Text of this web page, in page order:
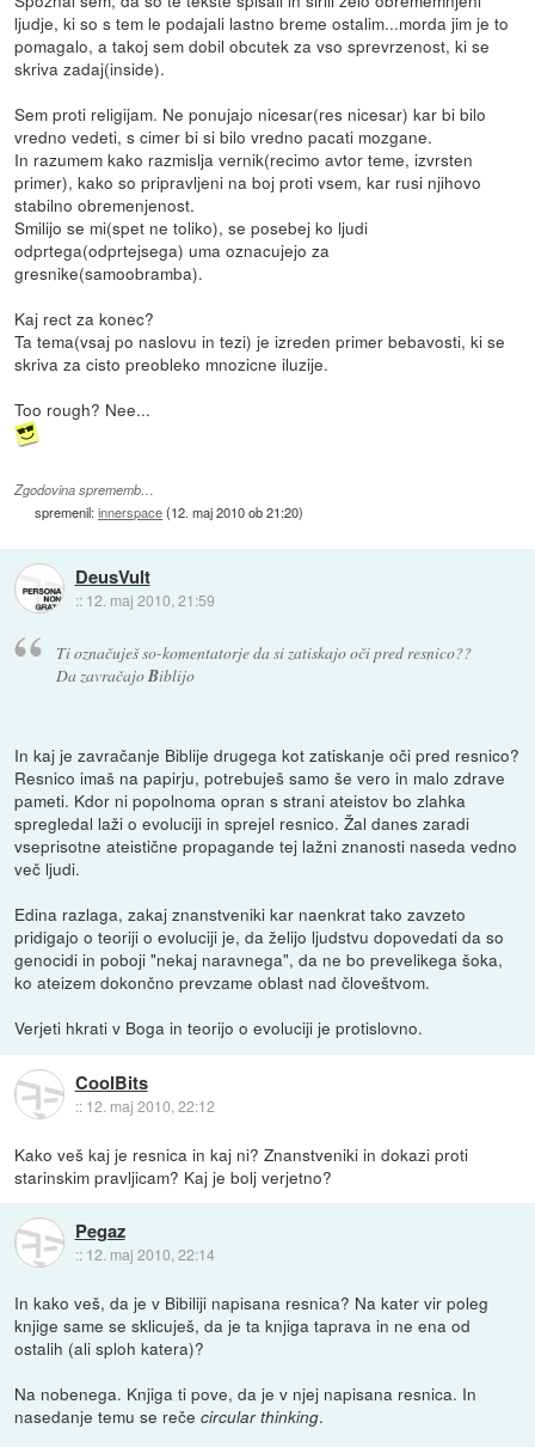
ljudje, ki so s tem le podajali lastno breme ostalim...morda jim je to
pomagalo, a takoj sem dobil obcutek za vso sprevrzenost, ki se
skriva zadaj(inside).
Sem proti religijam. Ne ponujajo nicesar(res nicesar) kar bi bilo
vredno vedeti, s cimer bi si bilo vredno pacati mozgane.
In razumem kako razmislja vernik(recimo avtor teme, izvrsten
primer), kako so pripravljeni na boj proti vsem, kar rusi njihovo
stabilno obremenjenost.
Smilijo se mi(spet ne toliko), se posebej ko ljudi
odprtega(odprtejsega) uma oznacujejo za
gresnike(samoobramba).
Kaj rect za konec?
Ta tema(vsaj po naslovu in tezi) je izreden primer bebavosti, ki se
skriva za cisto preobleko mnozicne iluzije.
Too rough? Nee...
Zgodovina sprememb…
spremenil:innerspace(12. maj 2010 ob 21:20)
DeusVult
:: 12. maj 2010, 21:59
Ti označuješ so-komentatorje da si zatiskajo oči pred resnico??
Da zavračajoBiblijo
In kaj je zavračanje Biblije drugega kot zatiskanje oči pred resnico?
Resnico imaš na papirju, potrebuješ samo še vero in malo zdrave
pameti. Kdor ni popolnoma opran s strani ateistov bo zlahka
spregledal laži o evoluciji in sprejel resnico. Žal danes zaradi
vseprisotne ateistične propagande tej lažni znanosti naseda vedno
več ljudi.
Edina razlaga, zakaj znanstveniki kar naenkrat tako zavzeto
pridigajo o teoriji o evoluciji je, da želijo ljudstvu dopovedati da so
genocidi in poboji "nekaj naravnega", da ne bo prevelikega šoka,
ko ateizem dokončno prevzame oblast nad človeštvom.
Verjeti hkrati v Boga in teorijo o evoluciji je protislovno.
CoolBits
:: 12. maj 2010, 22:12
Kako veš kaj je resnica in kaj ni? Znanstveniki in dokazi proti
starinskim pravljicam? Kaj je bolj verjetno?
Pegaz
:: 12. maj 2010, 22:14
In kako veš, da je v Bibiliji napisana resnica? Na kater vir poleg
knjige same se sklicuješ, da je ta knjiga taprava in ne ena od
ostalih (ali sploh katera)?
Na nobenega. Knjiga ti pove, da je v njej napisana resnica. In
nasedanje temu se rečecircular thinking.